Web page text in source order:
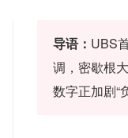
导语： UBS
调，密歇根
数字正加剧“